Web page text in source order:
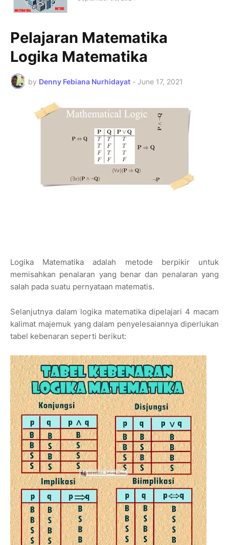
Pelajaran Matematika
Logika Matematika
by Denny Febiana Nurhidayat - June 17, 2021
Logika Matematika adalah metode berpikir untuk
memisahkan penalaran yang benar dan penalaran yang
salah pada suatu pernyataan matematis.
Selanjutnya dalam logika matematika dipelajari 4 macam
kalimat majemuk yang dalam penyelesaiannya diperlukan
tabel kebenaran seperti berikut: